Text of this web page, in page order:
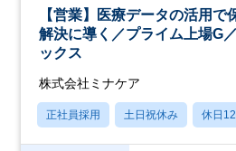
【営業】医療データの活用で
解決に導く／プライム上場G
ックス
株式会社ミナケア
正社員採用 土日祝休み 休日